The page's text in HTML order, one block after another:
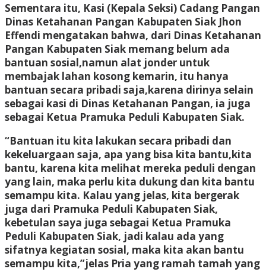
Sementara itu, Kasi (Kepala Seksi) Cadang Pangan
Dinas Ketahanan Pangan Kabupaten Siak Jhon
Effendi mengatakan bahwa, dari Dinas Ketahanan
Pangan Kabupaten Siak memang belum ada
bantuan sosial,namun alat jonder untuk
membajak lahan kosong kemarin, itu hanya
bantuan secara pribadi saja,karena dirinya selain
sebagai kasi di Dinas Ketahanan Pangan, ia juga
sebagai Ketua Pramuka Peduli Kabupaten Siak.
“Bantuan itu kita lakukan secara pribadi dan
kekeluargaan saja, apa yang bisa kita bantu,kita
bantu, karena kita melihat mereka peduli dengan
yang lain, maka perlu kita dukung dan kita bantu
semampu kita. Kalau yang jelas, kita bergerak
juga dari Pramuka Peduli Kabupaten Siak,
kebetulan saya juga sebagai Ketua Pramuka
Peduli Kabupaten Siak, jadi kalau ada yang
sifatnya kegiatan sosial, maka kita akan bantu
semampu kita,”jelas Pria yang ramah tamah yang